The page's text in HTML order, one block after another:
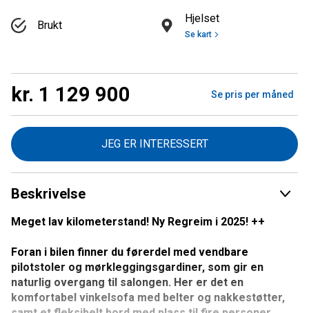
Brukt
Hjelset
Se kart
kr. 1 129 900 Se pris per måned
JEG ER INTERESSERT
Beskrivelse
Meget lav kilometerstand! Ny Regreim i 2025! ++
Foran i bilen finner du førerdel med vendbare
pilotstoler og mørkleggingsgardiner, som gir en
naturlig overgang til salongen. Her er det en
komfortabel vinkelsofa med belter og nakkestøtter,